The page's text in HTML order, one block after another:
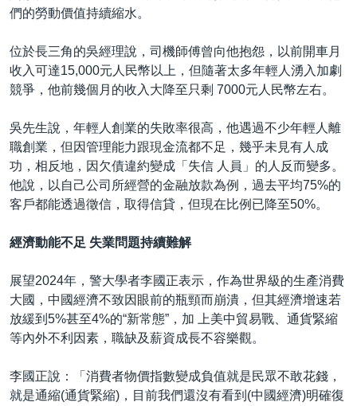
們的勞動價值持續縮水。
位於長三角的吳經理說，司機師傅曾向他抱怨，以前開車月
收入可達15,000元人民幣以上，但隨著太多年輕人湧入加劇
競爭，他前幾個月的收入大降至只剩 7000元人民幣左右。
吳先生說，年輕人創業的失敗率很高，他遇過不少年輕人離
職創業，但因管理能力跟現金流都不足，幾乎未見有人成
功，相反地，因欠債違約變成「失信 人員」的人反而變多。
他說，以自己公司所經營的金融放款為例，過去平均75%的
客戶都能透過徵信，取得信貸，但現在比例已降至50%。
經濟動能不足 失業問題持續難解
展望2024年，警大學者李國正表示，作為世界級的生產消費
大國，中國經濟不致因眼前的瓶頸而崩潰，但其經濟增速若
放緩到5%甚至4%的“新常態”，加 上美中貿易戰、通貨緊縮
等內外不利因素，職缺及薪資成長不容樂觀。
李國正說：「消費者物價指數變成負值就是民眾不敢花錢，
就是通縮(通貨緊縮)，目前我們還沒有看到(中國經濟)明確復